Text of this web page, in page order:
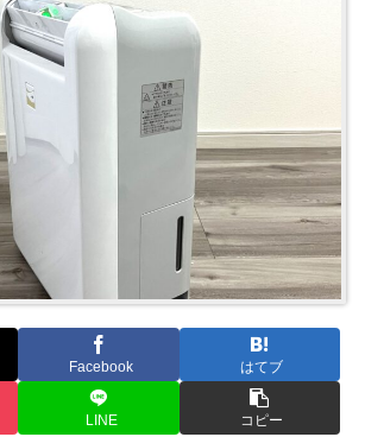
Facebook はてブ
LINE コピー